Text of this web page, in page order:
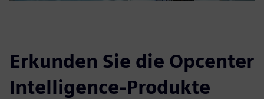
Erkunden Sie die Opcenter
Intelligence-Produkte